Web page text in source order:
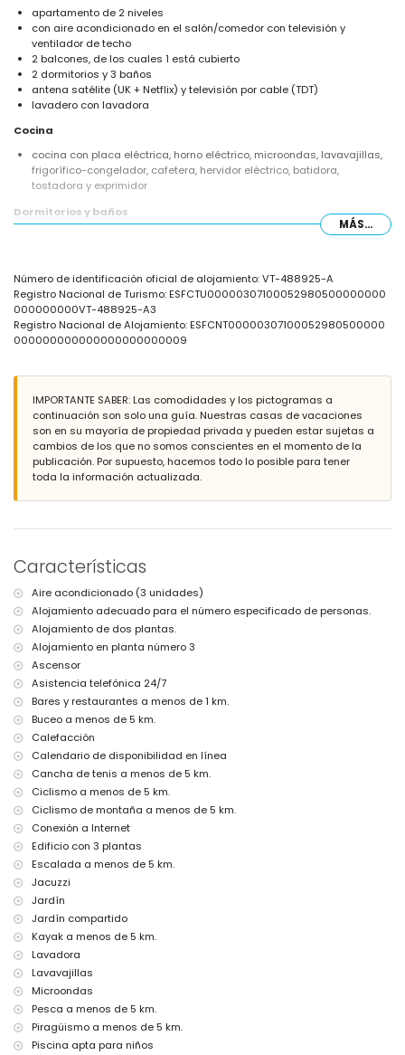
apartamento de 2 niveles
con aire acondicionado en el salón/comedor con televisión y
ventilador de techo
2 balcones, de los cuales 1 está cubierto
2 dormitorios y 3 baños
antena satélite (UK + Netflix) y televisión por cable (TDT)
lavadero con lavadora
Cocina
cocina con placa eléctrica, horno eléctrico, microondas, lavavajillas,
frigorífico-congelador, cafetera, hervidor eléctrico, batidora,
tostadora y exprimidor
Dormitorios y baños
dormitorio con aire acondicionado, cama doble, televisión y baño en
baño en suite
baño en suite con lavabo individual, combinación de bañera/ducha y
WC
baño en suite con lavabo individual, ducha y WC
baño con lavabo individual, ducha y WC
parcela cerrada
piscina comunitaria en forma de laguna de 15m x 8m y 2m de
piscina para niños
hermoso jardín con césped y árboles y muebles de jardín con
tumbonas
zona de juegos para niños
ducha exterior
espacio de garaje comunitario
Más información
pueblo más cercano: Jávea (a 2 kilómetros del apartamento)
orilla o río más cercano: Mediterráneo, Jávea (a 2 kilómetros del
apartamento)
playa más cercana: La Grava, Jávea (a 2 kilómetros del
puerto más cercano: Aduanas del Mar (a 2 kilómetros del
apartamento)
parque más cercano: Montgó, Jávea (a 2 kilómetros del
apartamento)
aeropuerto más cercano: Alicante (a 100 kilómetros del apartamento)
segundo aeropuerto más cercano: Valencia (> 100 kilómetros)
transporte público cercano: autobús a 1000 metros
por favor consulte si se admiten mascotas
El edificio donde se encuentra el alojamiento tiene ascensor.
El alojamiento es muy adecuado para familias con niños
Instalaciones y servicios privados incluidos en el precio de
alquiler
internet (fibra óptica)
plancha y tabla de planchar
ropa de cama y toallas
servicio de emergencia 24 horas
calefacción de aire y aire acondicionado
Instalaciones / servicios comunitarios
pista de tenis
jacuzzi al aire libre
Instalaciones y servicios privados con coste adicional
MÁS...
Número de identificación oficial de alojamiento: VT-488925-A
Registro Nacional de Turismo: ESFCTU00000307100052980500000000
000000000VT-488925-A3
Registro Nacional de Alojamiento: ESFCNT00000307100052980500000
000000000000000000000009
IMPORTANTE SABER: Las comodidades y los pictogramas a
continuación son solo una guía. Nuestras casas de vacaciones
son en su mayoría de propiedad privada y pueden estar sujetas a
cambios de los que no somos conscientes en el momento de la
publicación. Por supuesto, hacemos todo lo posible para tener
toda la información actualizada.
Características
Aire acondicionado (3 unidades)
Alojamiento adecuado para el número especificado de personas.
Alojamiento de dos plantas.
Alojamiento en planta número 3
Ascensor
Asistencia telefónica 24/7
Bares y restaurantes a menos de 1 km.
Buceo a menos de 5 km.
Calefacción
Calendario de disponibilidad en línea
Cancha de tenis a menos de 5 km.
Ciclismo a menos de 5 km.
Ciclismo de montaña a menos de 5 km.
Conexión a Internet
Edificio con 3 plantas
Escalada a menos de 5 km.
Jacuzzi
Jardín
Jardín compartido
Kayak a menos de 5 km.
Lavadora
Lavavajillas
Microondas
Pesca a menos de 5 km.
Piragüismo a menos de 5 km.
Piscina apta para niños